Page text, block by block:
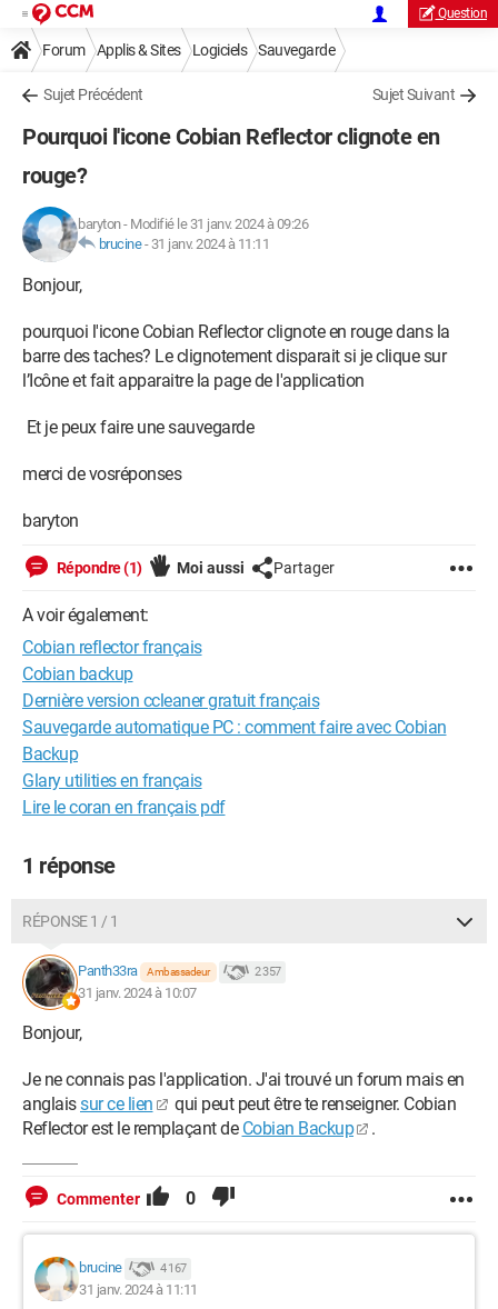
Question
Forum Applis & Sites Logiciels Sauvegarde
Sujet Précédent Sujet Suivant
Pourquoi l'icone Cobian Reflector clignote en
rouge?
baryton- Modifié le 31 janv. 2024 à 09:26
brucine- 31 janv. 2024 à 11:11
Bonjour,
pourquoi l'icone Cobian Reflector clignote en rouge dans la
barre des taches? Le clignotement disparait si je clique sur
l’Icône et fait apparaitre la page de l'application
Et je peux faire une sauvegarde
merci de vosréponses
baryton
Répondre (1) Moi aussi Partager
A voir également:
Cobian reflector français
Cobian backup
Dernière version ccleaner gratuit français
Sauvegarde automatique PC : comment faire avec Cobian
Backup
Glary utilities en français
Lire le coran en français pdf
1 réponse
RÉPONSE 1 / 1
Panth33ra Ambassadeur 2 357
31 janv. 2024 à 10:07
Bonjour,
Je ne connais pas l'application. J'ai trouvé un forum mais en
anglaissur ce lien
qui peut peut être te renseigner. Cobian
Reflector est le remplaçant de Cobian Backup .
Commenter 0
brucine 4 167
31 janv. 2024 à 11:11